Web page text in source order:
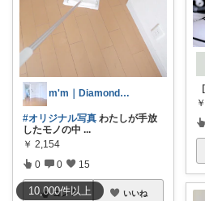
10,000件以上
m'm｜Diamond会員12年
#オリジナル写真 わたしが手放
したモノの中 ...
￥ 2,154
0 0 15
コレ いいね
￥